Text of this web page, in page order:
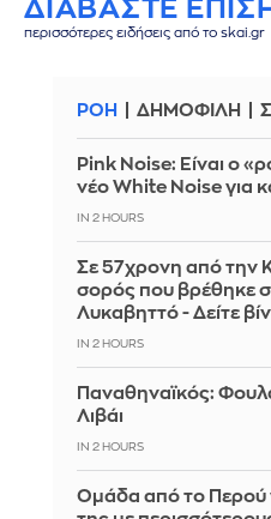
ΔΙΑΒΑΣΤΕ
περισσότερες ειδήσεις από το skai.gr
ΡΟΗ ΔΗΜΟΦΙΛΗ
Pink Noise: Είναι ο
νέο White Noise για
IN 2 HOURS
Σε 57χρονη από την
σορός που βρέθηκε
Λυκαβηττό - Δείτε
IN 2 HOURS
Παναθηναϊκός:
Λιβάι
IN 2 HOURS
Ομάδα από το Περού